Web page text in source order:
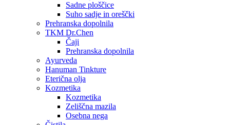
Sadne ploščice
Suho sadje in oreščki
Prehranska dopolnila
TKM Dr.Chen
Čaji
Prehranska dopolnila
Ayurveda
Hanuman Tinkture
Eterična olja
Kozmetika
Kozmetika
Zeliščna mazila
Osebna nega